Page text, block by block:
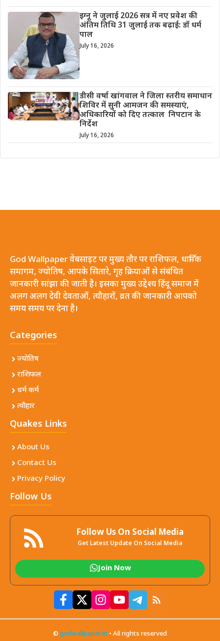
इग्नू ने जुलाई 2026 सत्र में नए प्रवेश की
अंतिम तिथि 31 जुलाई तक बढ़ाई: डॉ धर्म
पाल
July 16, 2026
डीसी वर्षा खांगवाल ने जिला स्तरीय समाधान
शिविर में सुनी आमजन की समस्याएं,
अधिकारियों को दिए तत्काल निपटान के
निर्देश
July 16, 2026
God Wallpaper वेबसाइट पर मुख्य तौर पर राशिफल, धार्मिक
समागम, ज्योतिष, आपके सितारे, गृह क्रियाओं से संबंधित
जानकारी सांझा की जाती है। इसका मुख्य उद्देश्य हिंदू समाज में
अलग अलग देवी देवताओं, त्यौहारों, व्रत की जानकारी आपको
समय समय पर देना है।
Categories
ज्योतिष
राशिफल
धर्म कर्म
त्यौहार
Quakes Links
About Us
Contact Us
Privacy Policy
Follow Us
Follow Us On Social Media
Get Latest Update On Social Media
Join Now
© godwallpaper.in • All rights reserved